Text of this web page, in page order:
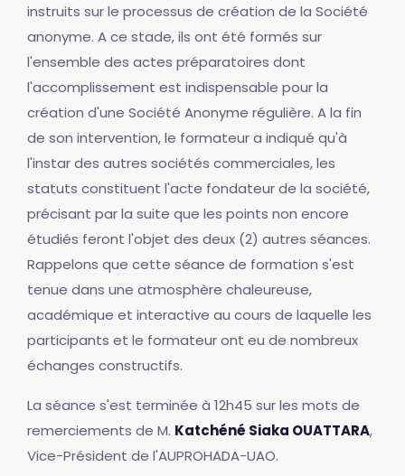
instruits sur le processus de création de la Société
anonyme. A ce stade, ils ont été formés sur
l'ensemble des actes préparatoires dont
l'accomplissement est indispensable pour la
création d'une Société Anonyme régulière. A la fin
de son intervention, le formateur a indiqué qu'à
l'instar des autres sociétés commerciales, les
statuts constituent l'acte fondateur de la société,
précisant par la suite que les points non encore
étudiés feront l'objet des deux (2) autres séances.
Rappelons que cette séance de formation s'est
tenue dans une atmosphère chaleureuse,
académique et interactive au cours de laquelle les
participants et le formateur ont eu de nombreux
échanges constructifs.
La séance s'est terminée à 12h45 sur les mots de
remerciements de M. Katchéné Siaka OUATTARA,
Vice-Président de l'AUPROHADA-UAO.